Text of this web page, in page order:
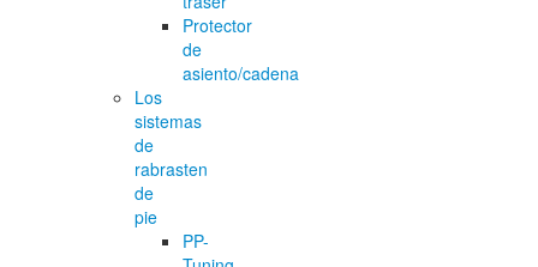
Protector
de
asiento/cadena
Los
sistemas
de
rabrasten
de
pie
PP-